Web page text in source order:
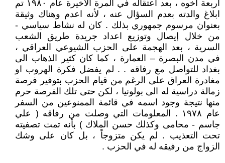
اربعة اخوه ، بعد اعتقاله في المرة الأخيرة عام ١٩٨٠ تم
ابلاغ والدته بعدم السؤال عنه ، لأنه اعدم وهناك وثيقة
بعنوان مرسوم جمهوري بذلك . كان له نشاط سياسي -
من خلال إيصال وتوزيع اعداد جريدة طريق الشعب
السرية ، بعد الهجمة على الحزب الشيوعي العراقي ،
في مدن البصرة – العمارة ، كما كان كثير الذهاب الى
بغداد للتواصل مع رفاقه . . لم يفضل فكرة الهروب او
مغادرة العراق على الرغم من قيام الحزب بتوفير فرصة
زمالة دراسية له الى بولونيا ، لكن حتى تلك الفرصة حرم
منها نتيجة وجود اسمه في قائمة الممنوعين من السفر
عام ١٩٧٨ . المعلومات التي وصلت من رفاقه ( علي
جاسم - محامى وكذلك حسن الملاك ) بأنه تمت تصفيته
تحت التعذيب . لم يكن متزوجاً ، بل كان على وشك
الزواج من رفيقه له في الحزب .